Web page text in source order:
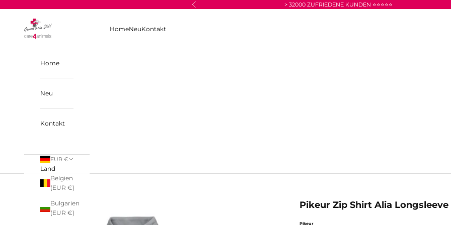
Zurück > 32000 ZUFRIEDENE KUNDEN ⭐⭐⭐⭐⭐
care4animals
HomeNeuKontakt
Home
Neu
Kontakt
EUR €
Land
Belgien
(EUR €)
Bulgarien
(EUR €)
Pikeur Zip Shirt Alia
Pikeur